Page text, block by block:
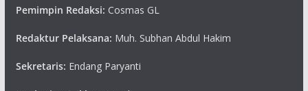
Pemimpin Redaksi: Cosmas GL
Redaktur Pelaksana: Muh. Subhan Abdul Hakim
Sekretaris: Endang Paryanti